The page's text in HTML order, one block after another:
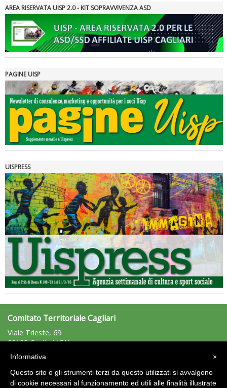
La formazione Uisp rallenta ma prosegue anche in estate
Tiziano Pesce nel Cda di Fondazione Terzjus: prima riunione a
AREA RISERVATA UISP 2.0 - KIT SOPRAVVIVENZA ASD
PAGINE UISP
UISPRESS
Comitato Territoriale Cagliari
Viale Trieste, 69
09123 Cagliari (CA)
Tel: +39.328.6415477 - Fax: n.d.
C.F.: 92012220924
×
Informativa
Questo sito o gli strumenti terzi da questo utilizzati si avvalgono
di cookie necessari al funzionamento ed utili alle finalità illustrate